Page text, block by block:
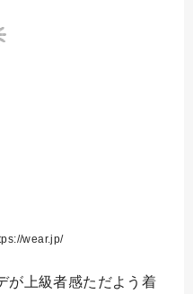
wear.jp/
が上級者感ただよう着